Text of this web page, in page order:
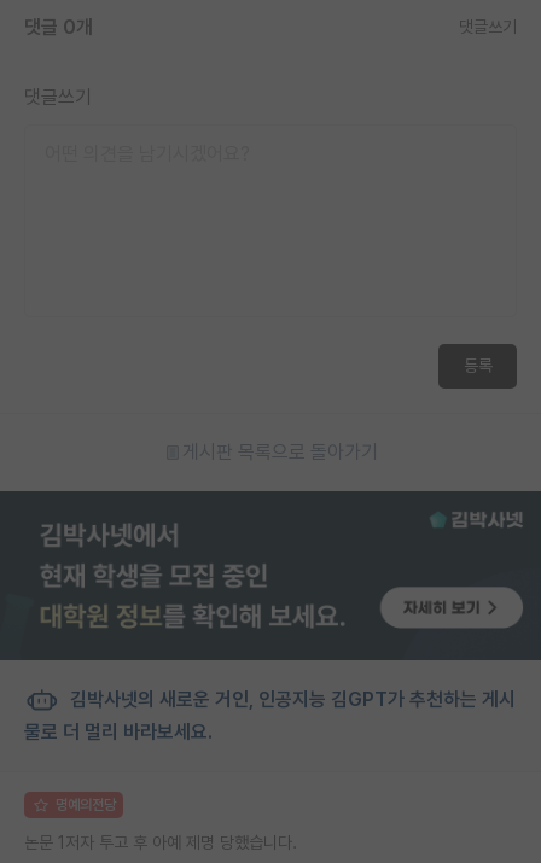
장학금/장학생 게시판
홍보 게시판
댓글 0개 댓글쓰기
댓글쓰기
등록
게시판 목록으로 돌아가기
김박사넷의 새로운 거인, 인공지능 김GPT가 추천하는 게시
물로 더 멀리 바라보세요.
명예의전당
논문 1저자 투고 후 아예 제명 당했습니다.